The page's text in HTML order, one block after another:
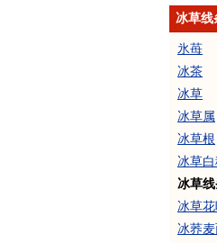
冰草线
氷苺
冰茶
冰草
冰草属
冰草根
冰草
冰草
冰草
冰荞